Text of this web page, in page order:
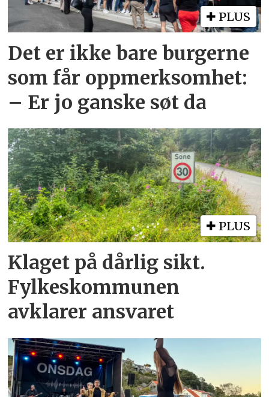
PLUS
Det er ikke bare burgerne
som får oppmerksomhet:
– Er jo ganske søt da
PLUS
Klaget på dårlig sikt.
Fylkeskommunen
avklarer ansvaret